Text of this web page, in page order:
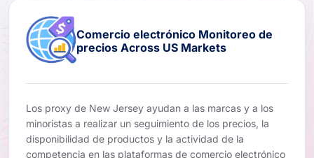
Comercio electrónico Monitoreo de
precios Across US Markets
Los proxy de New Jersey ayudan a las marcas y a los
minoristas a realizar un seguimiento de los precios, la
disponibilidad de productos y la actividad de la
competencia en las plataformas de comercio electrónico